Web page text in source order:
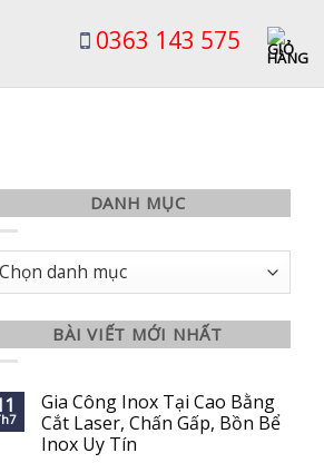
0363 143 575
DANH MỤC
BÀI VIẾT MỚI NHẤT
Gia Công Inox Tại Cao Bằng
Cắt Laser, Chấn Gấp, Bồn Bể
Inox Uy Tín